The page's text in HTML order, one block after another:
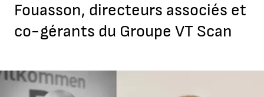
Fouasson, directeurs associés et
co-gérants du Groupe VT Scan
Agrandir l'image